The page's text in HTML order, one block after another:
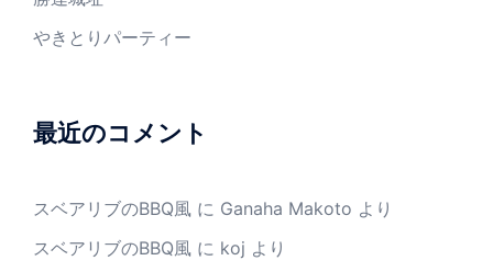
やきとりパーティー
最近のコメント
スベアリブのBBQ風 に Ganaha Makoto より
スベアリブのBBQ風 に koj より